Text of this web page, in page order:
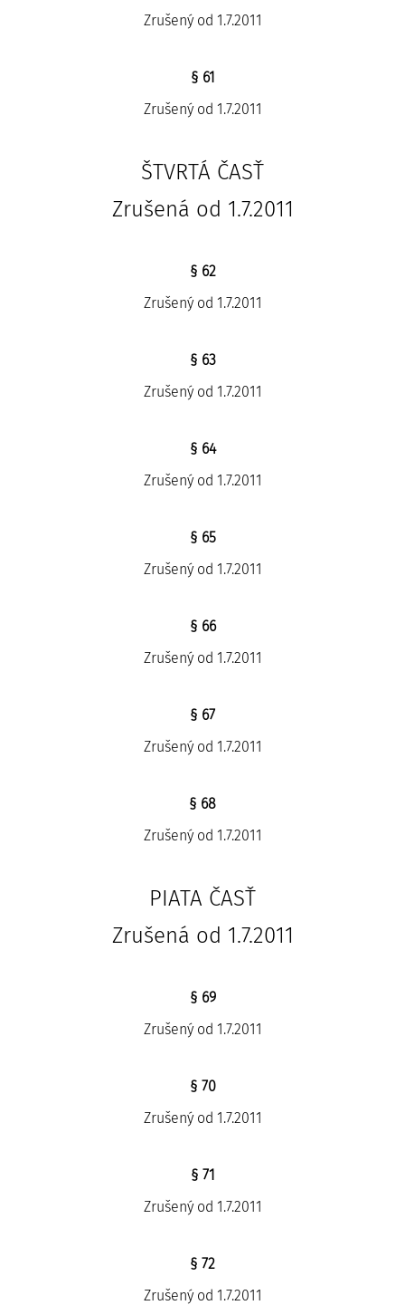
Zrušený od 1.7.2011
§ 61
Zrušený od 1.7.2011
ŠTVRTÁ ČASŤ
Zrušená od 1.7.2011
§ 62
Zrušený od 1.7.2011
§ 63
Zrušený od 1.7.2011
§ 64
Zrušený od 1.7.2011
§ 65
Zrušený od 1.7.2011
§ 66
Zrušený od 1.7.2011
§ 67
Zrušený od 1.7.2011
§ 68
Zrušený od 1.7.2011
PIATA ČASŤ
Zrušená od 1.7.2011
§ 69
Zrušený od 1.7.2011
§ 70
Zrušený od 1.7.2011
§ 71
Zrušený od 1.7.2011
§ 72
Zrušený od 1.7.2011